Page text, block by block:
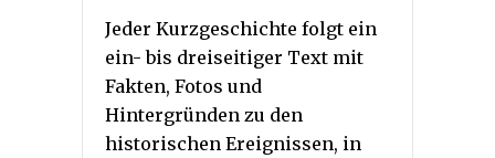
Jeder Kurzgeschichte folgt ein
ein- bis dreiseitiger Text mit
Fakten, Fotos und
Hintergründen zu den
historischen Ereignissen, in